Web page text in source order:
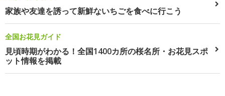
家族や友達を誘って新鮮ないちごを食べに行こう
全国お花見ガイド
見頃時期がわかる！全国1400カ所の桜名所・お花見スポ
ット情報を掲載